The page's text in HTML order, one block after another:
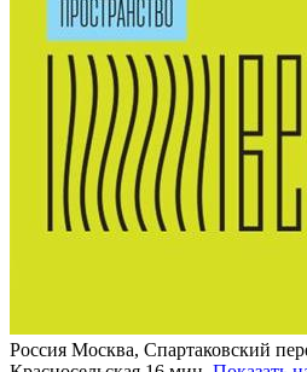
Россия Москва, Спартаковский